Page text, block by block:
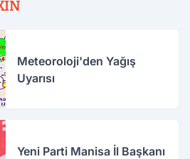
Meteoroloji'den Yağış
Uyarısı
Yeni Parti Manisa İl Başkanı